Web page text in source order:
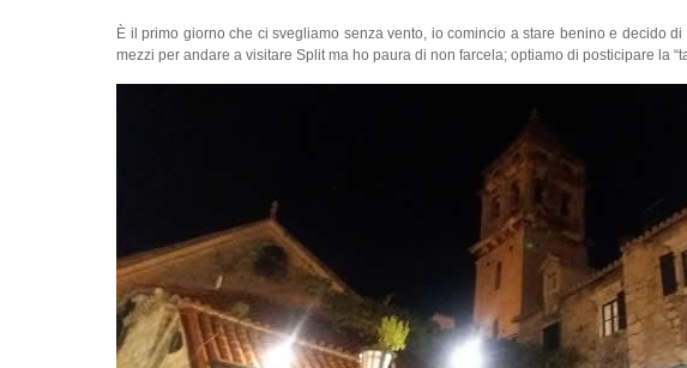
È il primo giorno che ci svegliamo senza vento, io comincio a stare benino e decido
mezzi per andare a visitare Split ma ho paura di non farcela; optiamo di posticipare la